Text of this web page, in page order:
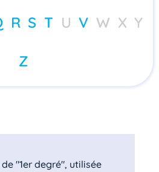
R S T U V W X Y
Z
"1er degré", utilisée